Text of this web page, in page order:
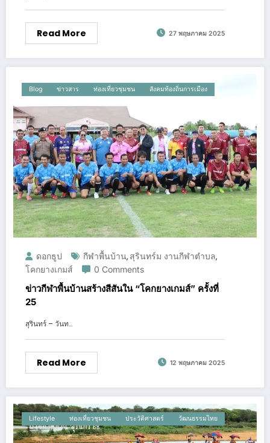
Read More 27 พฤษภาคม 2025
Blog ข่าวสาร ท่องเที่ยวชุมชน สังคมท้องถิ่นการเมือง
ดอกธูป กีฬาพื้นบ้าน, สุรินทร์ม งานกีฬาตำบล,
โคกยางเกมส์
0 Comments
ข่าวกีฬาพื้นบ้านสร้างสีสันใน “โคกยางเกมส์” ครั้งที่
25
สุรินทร์ – วันท…
Read More 12 พฤษภาคม 2025
Lifestyle ท่องเที่ยวชุมชน ประวัติศาสตร์ วัฒนธรรมไทย